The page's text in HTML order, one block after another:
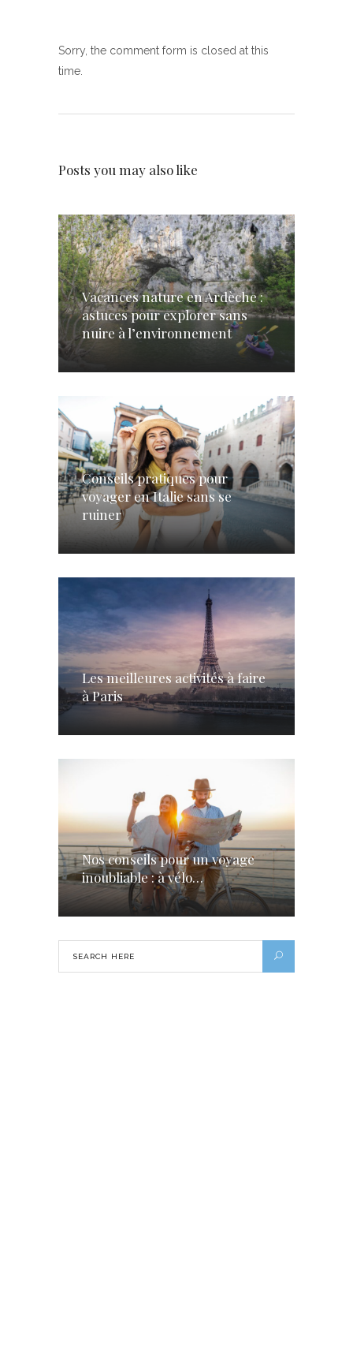
Sorry, the comment form is closed at this
time.
Posts you may also like
Vacances nature en Ardèche :
astuces pour explorer sans
nuire à l’environnement
Conseils pratiques pour
voyager en Italie sans se
ruiner
Les meilleures activités à faire
à Paris
Nos conseils pour un voyage
inoubliable : à vélo…